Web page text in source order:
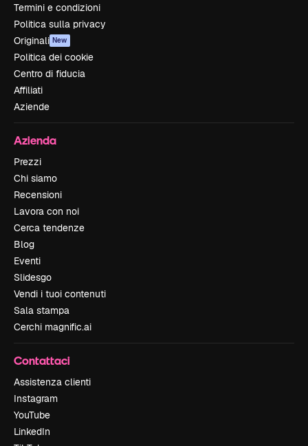
Termini e condizioni
Politica sulla privacy
Originali New
Politica dei cookie
Centro di fiducia
Affiliati
Aziende
Azienda
Prezzi
Chi siamo
Recensioni
Lavora con noi
Cerca tendenze
Blog
Eventi
Slidesgo
Vendi i tuoi contenuti
Sala stampa
Cerchi magnific.ai
Contattaci
Assistenza clienti
Instagram
YouTube
LinkedIn